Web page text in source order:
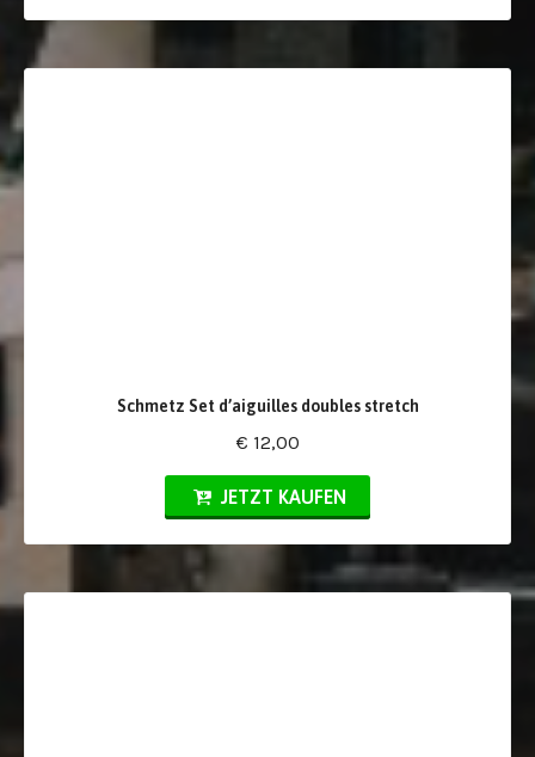
Schmetz Set d’aiguilles doubles stretch
€ 12,00
JETZT KAUFEN